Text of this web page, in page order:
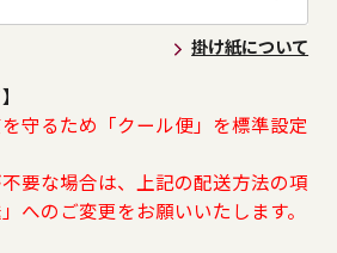
掛け紙について
守るため「クール便」を標準設定
要な場合は、上記の配送方法の項
へのご変更をお願いいたします。